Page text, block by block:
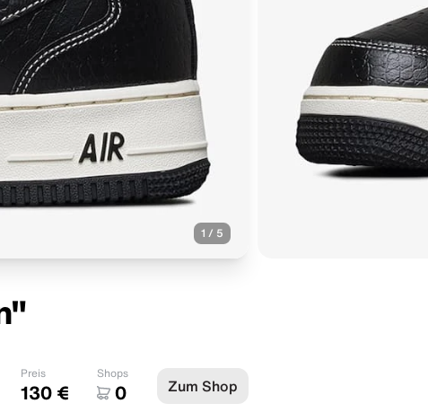
1 / 5
Preis
130 €
Shops
0 Zum Shop